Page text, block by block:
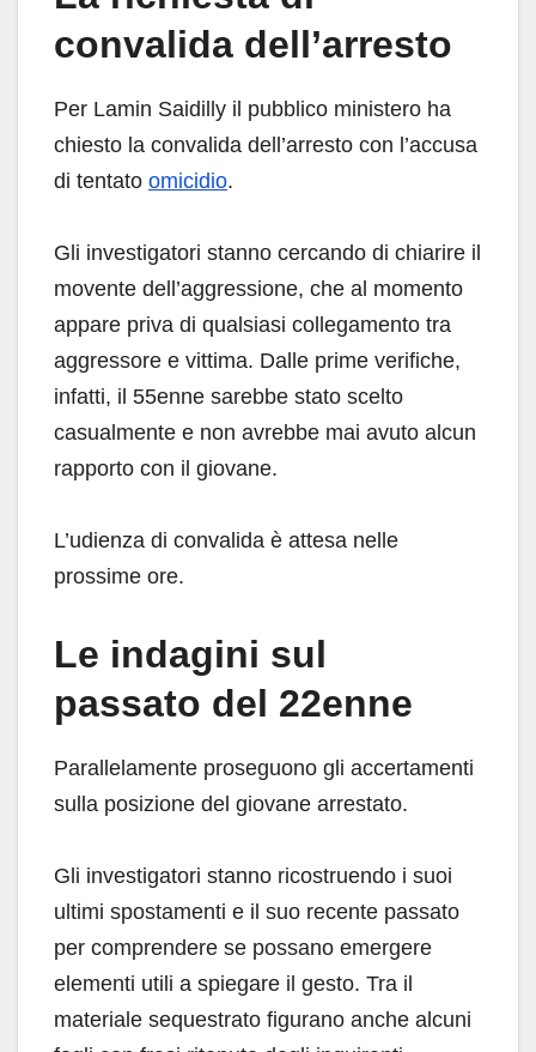
convalida dell’arresto
Per Lamin Saidilly il pubblico ministero ha
chiesto la convalida dell’arresto con l’accusa
di tentato omicidio.
Gli investigatori stanno cercando di chiarire il
movente dell’aggressione, che al momento
appare priva di qualsiasi collegamento tra
aggressore e vittima. Dalle prime verifiche,
infatti, il 55enne sarebbe stato scelto
casualmente e non avrebbe mai avuto alcun
rapporto con il giovane.
L’udienza di convalida è attesa nelle
prossime ore.
Le indagini sul
passato del 22enne
Parallelamente proseguono gli accertamenti
sulla posizione del giovane arrestato.
Gli investigatori stanno ricostruendo i suoi
ultimi spostamenti e il suo recente passato
per comprendere se possano emergere
elementi utili a spiegare il gesto. Tra il
materiale sequestrato figurano anche alcuni